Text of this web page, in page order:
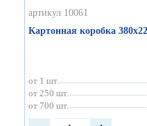
артикул 10061
Картонная коробка
от 1 шт.
от 250 шт.
от 700 шт.